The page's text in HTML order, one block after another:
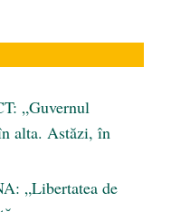
„Guvernul
alta. Astăzi, în
„Libertatea de